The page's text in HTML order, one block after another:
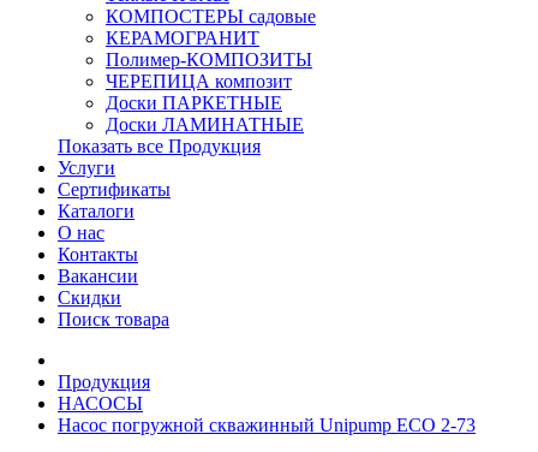
КОМПОСТЕРЫ садовые
КЕРАМОГРАНИТ
Полимер-КОМПОЗИТЫ
ЧЕРЕПИЦА композит
Доски ПАРКЕТНЫЕ
Доски ЛАМИНАТНЫЕ
Показать все Продукция
Услуги
Сертификаты
Каталоги
О нас
Контакты
Вакансии
Скидки
Поиск товара
Продукция
НАСОСЫ
Насос погружной скважинный Unipump ECO 2-73